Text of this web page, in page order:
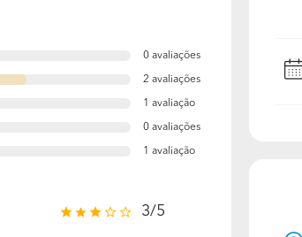
0 avaliações
2 avaliações
1 avaliação
0 avaliações
1 avaliação
3/5